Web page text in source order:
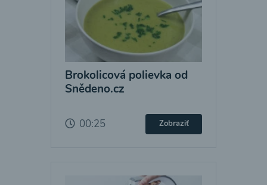
Brokolicová polievka od
Snědeno.cz
00:25 Zobraziť